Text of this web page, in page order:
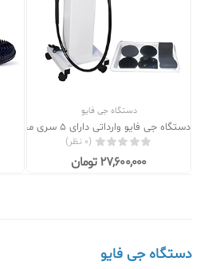
دستگاه جی فایو
دستگاه جی فایو وارداتی دارای 5 سری مجزا
(0 نظر)
27,600,000 تومان
دستگاه جی فایو